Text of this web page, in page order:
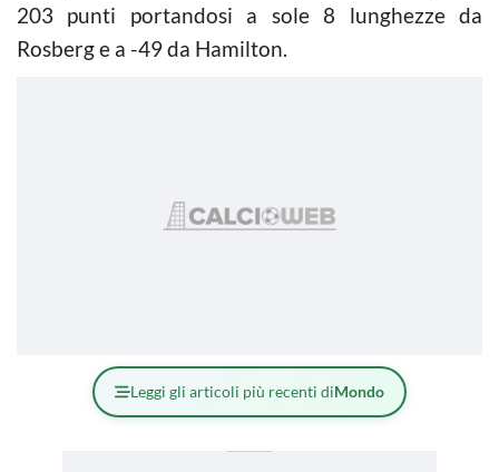
203 punti portandosi a sole 8 lunghezze da
Rosberg e a -49 da Hamilton.
Leggi gli articoli più recenti diMondo